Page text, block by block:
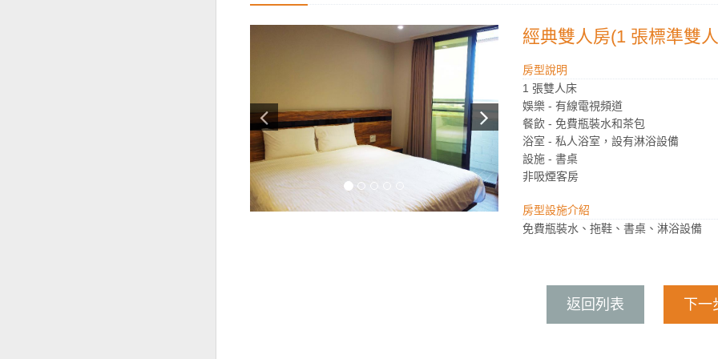
經典雙人房(1 張標準雙
房型說明
1 張雙人床
娛樂 - 有線電視頻道
餐飲 - 免費瓶裝水和茶包
浴室 - 私人浴室，設有淋浴設備
設施 - 書桌
非吸煙客房
房型設施介紹
免費瓶裝水、拖鞋、書桌、淋浴設備
返回列表 下一